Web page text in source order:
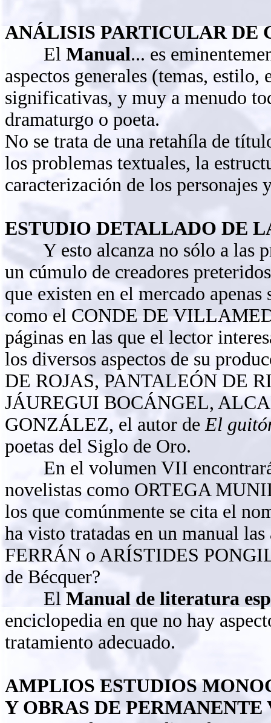
ANÁLISIS PARTICULAR DE
El Manual... es
aspectos generales (temas, estilo,
significativas, y muy a menudo
dramaturgo o poeta.
No se trata de una retahíla de
los problemas textuales, la
caracterización de los personajes
ESTUDIO DETALLADO DE
Y esto alcanza no sólo a las
un cúmulo de creadores
que existen en el mercado
como el CONDE DE
páginas en las que el lector
los diversos aspectos de su
DE ROJAS, PANTALEÓN DE
JÁUREGUI BOCÁNGEL,
GONZÁLEZ, el autor deEl
poetas del Siglo de Oro.
En el volumen VII encontrará
novelistas como ORTEGA
los que comúnmente se cita el
ha visto tratadas en un manual
FERRÁN o ARÍSTIDES
de Bécquer?
El Manual de literatura
enciclopedia en que no hay
tratamiento adecuado.
AMPLIOS ESTUDIOS
Y OBRAS DE